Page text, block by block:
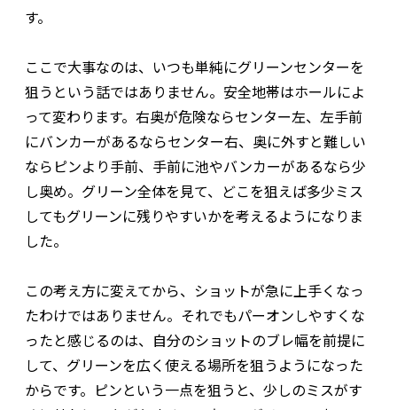
す。
ここで大事なのは、いつも単純にグリーンセンターを
狙うという話ではありません。安全地帯はホールによ
って変わります。右奥が危険ならセンター左、左手前
にバンカーがあるならセンター右、奥に外すと難しい
ならピンより手前、手前に池やバンカーがあるなら少
し奥め。グリーン全体を見て、どこを狙えば多少ミス
してもグリーンに残りやすいかを考えるようになりま
した。
この考え方に変えてから、ショットが急に上手くなっ
たわけではありません。それでもパーオンしやすくな
ったと感じるのは、自分のショットのブレ幅を前提に
して、グリーンを広く使える場所を狙うようになった
からです。ピンという一点を狙うと、少しのミスがす